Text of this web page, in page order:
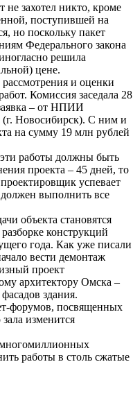
не захотел никто, кроме
поступившей на
но поскольку пакет
Федерального закона
решила
цене.
и оценки
Комиссия заседала 28
– от НПИИ
Новосибирск). С ним и
на сумму 19 млн рублей
работы должны быть
проекта – 45 дней, то
успевает
должен выполнить все
объекта становятся
конструкций
года. Как уже писали
вести демонтаж
проект
архитектору Омска –
здания.
форумов, посвященных
изменится
многомиллионных
работы в столь сжатые